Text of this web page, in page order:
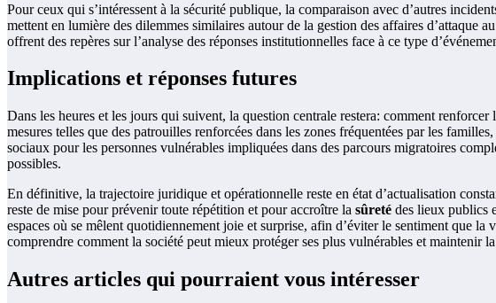
Pour ceux qui s’intéressent à la sécurité publique, la comparaison avec d’autres
mettent en lumière des dilemmes similaires autour de la gestion des affaires d’attaque
offrent des repères sur l’analyse des réponses institutionnelles face à ce type
Implications et réponses futures
Dans les heures et les jours qui suivent, la question centrale restera: comment
mesures telles que des patrouilles renforcées dans les zones fréquentées par les
sociaux pour les personnes vulnérables impliquées dans des parcours migratoires
possibles.
En définitive, la trajectoire juridique et opérationnelle reste en état d’actualisation
reste de mise pour prévenir toute répétition et pour accroître la sûreté des lieux publics
espaces où se mêlent quotidiennement joie et surprise, afin d’éviter le sentiment que
comprendre comment la société peut mieux protéger ses plus vulnérables et maintenir
Autres articles qui pourraient vous intéresser